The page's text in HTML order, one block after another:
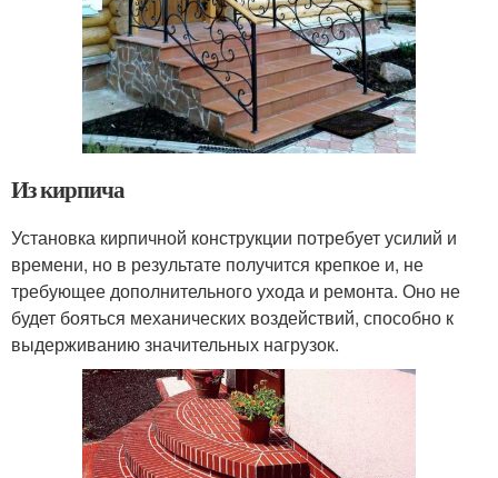
Из кирпича
Установка кирпичной конструкции потребует усилий и
времени, но в результате получится крепкое и, не
требующее дополнительного ухода и ремонта. Оно не
будет бояться механических воздействий, способно к
выдерживанию значительных нагрузок.